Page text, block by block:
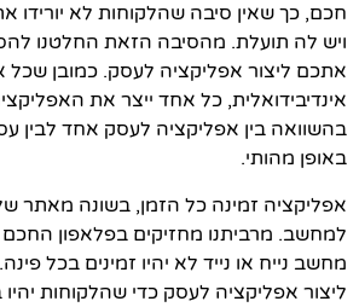
חכם, כך שאין סיבה שהלקוחות לא יורידו
ויש לה תועלת. מהסיבה הזאת החלטנו
אתכם ליצור אפליקציה לעסק. כמובן שכל
אינדיבידואלית, כל אחד ייצר את
בהשוואה בין אפליקציה לעסק אחד לבין
באופן מהותי.
אפליקציה זמינה כל הזמן, בשונה מאתר
למחשב. מרביתנו מחזיקים בפלאפון החכם
מחשב נייח או נייד לא יהיו זמינים בכל
ליצור אפליקציה לעסק כדי שהלקוחות